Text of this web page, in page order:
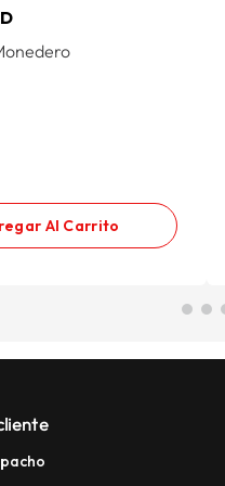
Al Carrito